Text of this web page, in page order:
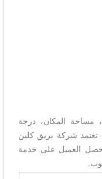
مساحة المكان، درجة
تعتمد شركة بريق كلين
العميل على خدمة